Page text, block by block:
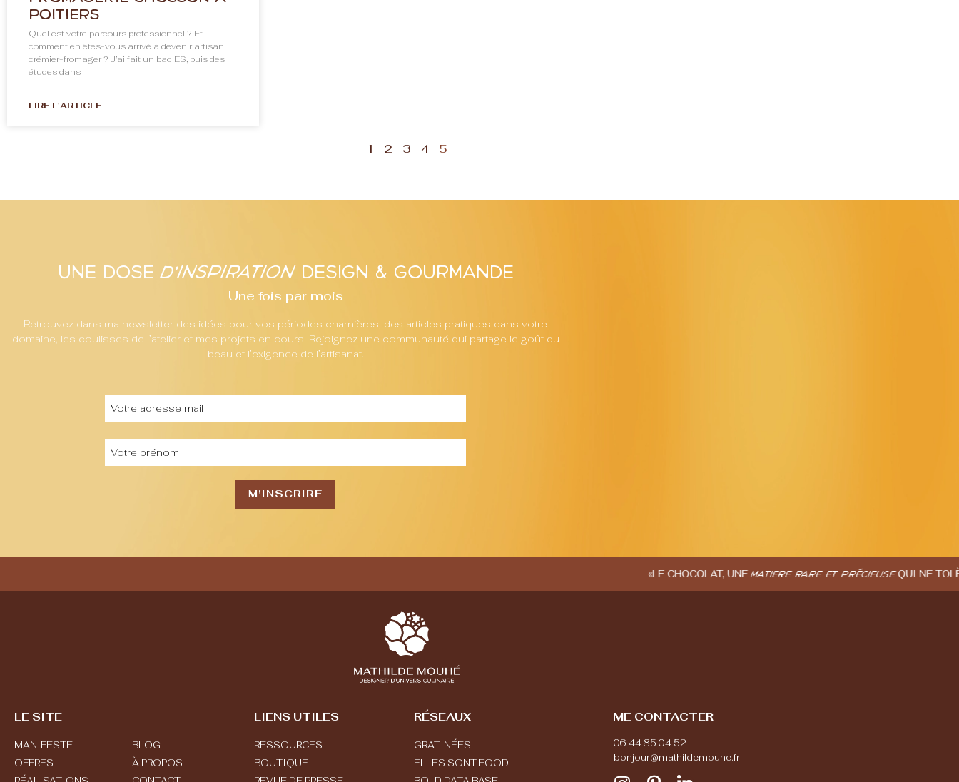
Poitiers
Quel est votre parcours professionnel ? Et
comment en êtes-vous arrivé à devenir artisan
crémier-fromager ? J’ai fait un bac ES, puis des
études dans
LIRE L'ARTICLE
1 2 3 4 5
Une dosed'inspirationdesign & gourmande
Une fois par mois
Retrouvez dans ma newsletter des idées pour vos périodes charnières, des articles pratiques dans votre
domaine, les coulisses de l’atelier et mes projets en cours. Rejoignez une communauté qui partage le goût du
beau et l’exigence de l’artisanat.
M'INSCRIRE
«LE CHOCOLAT, UNEMATIÈRE RARE ET PRÉCIEUSEQUI NE TOLÈRE
LE SITE
MANIFESTE
OFFRES
BLOG
À PROPOS
LIENS UTILES
RESSOURCES
BOUTIQUE
RÉSEAUX
GRATINÉES
ELLES SONT FOOD
ME CONTACTER
06 44 85 04 52
bonjour@mathildemouhe.fr